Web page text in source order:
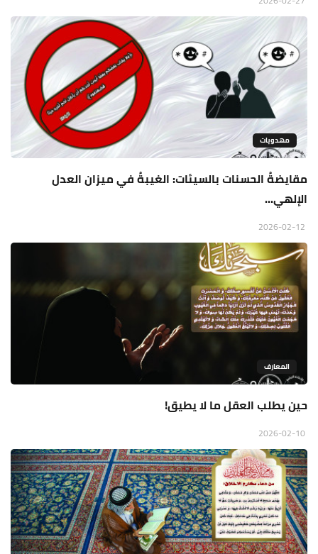
مهدويات
مقايضةُ الحسنات بالسيئات: الغيبةُ في ميزان العدل
الإلهي...
المعارف
حين يطلب العقل ما لا يطيق!